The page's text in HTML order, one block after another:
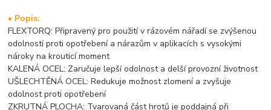
• Popis:
FLEXTORQ: Připravený pro použití v rázovém nářadí se zvýšenou
odolností proti opotřebení a nárazům v aplikacích s vysokými
nároky na krouticí moment
KALENÁ OCEL: Zaručuje lepší odolnost a delší provozní životnost
UŠLECHTĚNÁ OCEL: Redukuje možnost zlomení a zvyšuje
odolnost proti opotřebení
ZKRUTNÁ PLOCHA: Tvarovaná část hrotů je poddajná při